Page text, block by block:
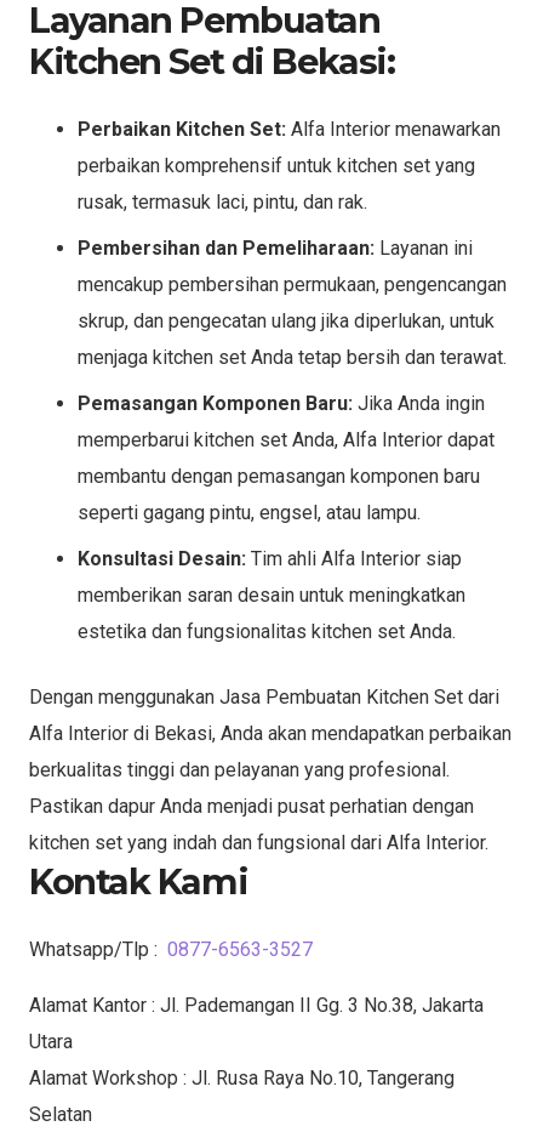
Layanan Pembuatan
Kitchen Set di Bekasi:
Perbaikan Kitchen Set: Alfa Interior menawarkan
perbaikan komprehensif untuk kitchen set yang
rusak, termasuk laci, pintu, dan rak.
Pembersihan dan Pemeliharaan: Layanan ini
mencakup pembersihan permukaan, pengencangan
skrup, dan pengecatan ulang jika diperlukan, untuk
menjaga kitchen set Anda tetap bersih dan terawat.
Pemasangan Komponen Baru: Jika Anda ingin
memperbarui kitchen set Anda, Alfa Interior dapat
membantu dengan pemasangan komponen baru
seperti gagang pintu, engsel, atau lampu.
Konsultasi Desain: Tim ahli Alfa Interior siap
memberikan saran desain untuk meningkatkan
estetika dan fungsionalitas kitchen set Anda.
Dengan menggunakan Jasa Pembuatan Kitchen Set dari
Alfa Interior di Bekasi, Anda akan mendapatkan perbaikan
berkualitas tinggi dan pelayanan yang profesional.
Pastikan dapur Anda menjadi pusat perhatian dengan
kitchen set yang indah dan fungsional dari Alfa Interior.
Kontak Kami
Whatsapp/Tlp : 0877-6563-3527
Alamat Kantor : Jl. Pademangan II Gg. 3 No.38, Jakarta
Utara
Alamat Workshop : Jl. Rusa Raya No.10, Tangerang
Selatan